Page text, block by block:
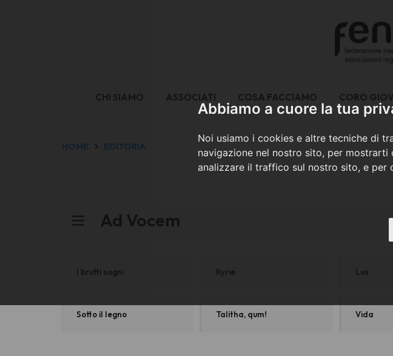
Abbiamo a cuore la tua
Noi usiamo i cookies e altre tecniche di
navigazione nel nostro sito, per
analizzare il traffico sul nostro sito, e
CHI SIAMO ASSOCIATI COSA FACCIAMO CORO
HOME EDITORIA
Ad Vocem
I brutti sogni Kyrie Lux
Sotto il legno Talitha, qum! Vida